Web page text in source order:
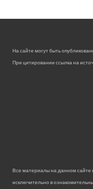
На сайте могут быть
При цитировании ссылка на
Все материалы на данном сайте
исключительно в